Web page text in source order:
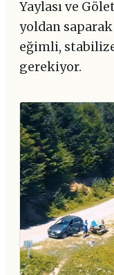
Yaylası ve
yoldan
eğimli,
gerekiyor.